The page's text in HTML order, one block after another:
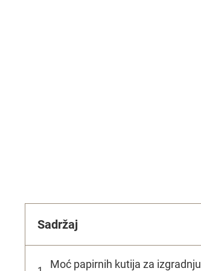
Sadržaj
Moć papirnih kutija za izgradnju